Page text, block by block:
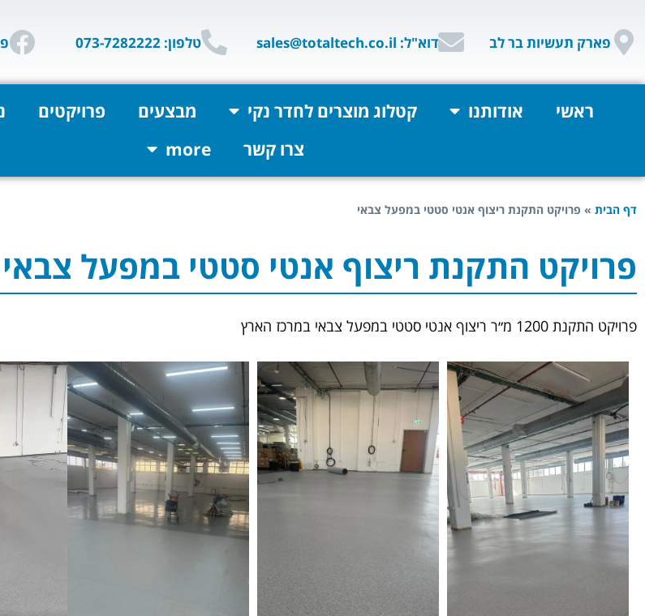
פארק תעשיות בר לב דוא"ל: sales@totaltech.co.il טלפון: 073-7282222
ראשי אודותנו קטלוג מוצרים לחדר נקי מבצעים פרויקטים
צרו קשר
more
דף הבית » פרויקט התקנת ריצוף אנטי סטטי במפעל צבאי
פרויקט התקנת ריצוף אנטי סטטי במפעל צבאי
פרויקט התקנת 1200 מ״ר ריצוף אנטי סטטי במפעל צבאי במרכז הארץ